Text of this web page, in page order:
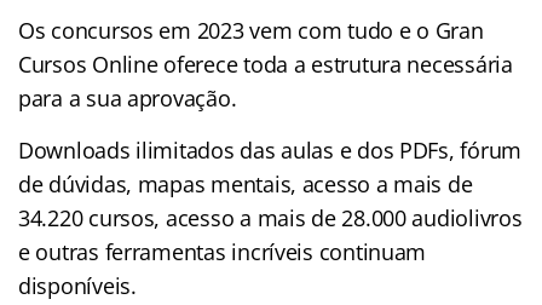
Os concursos em 2023 vem com tudo e o Gran
Cursos Online oferece toda a estrutura necessária
para a sua aprovação.
Downloads ilimitados das aulas e dos PDFs, fórum
de dúvidas, mapas mentais, acesso a mais de
34.220 cursos, acesso a mais de 28.000 audiolivros
e outras ferramentas incríveis continuam
disponíveis.